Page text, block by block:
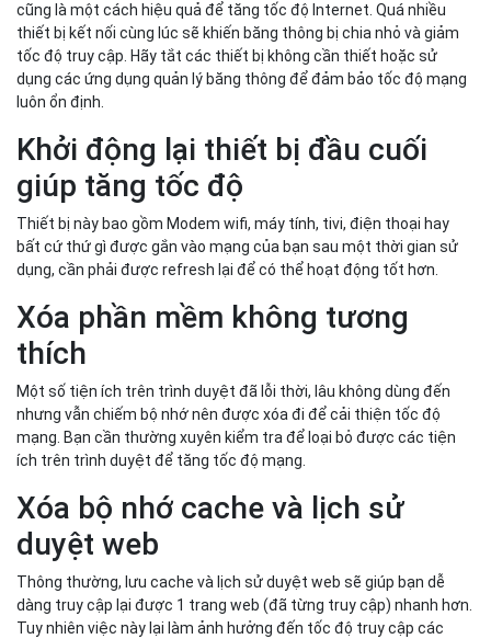
cũng là một cách hiệu quả để tăng tốc độ Internet. Quá nhiều
thiết bị kết nối cùng lúc sẽ khiến băng thông bị chia nhỏ và giảm
tốc độ truy cập. Hãy tắt các thiết bị không cần thiết hoặc sử
dụng các ứng dụng quản lý băng thông để đảm bảo tốc độ mạng
luôn ổn định.
Khởi động lại thiết bị đầu cuối
giúp tăng tốc độ
Thiết bị này bao gồm Modem wifi, máy tính, tivi, điện thoại hay
bất cứ thứ gì được gắn vào mạng của bạn sau một thời gian sử
dụng, cần phải được refresh lại để có thể hoạt động tốt hơn.
Xóa phần mềm không tương
thích
Một số tiện ích trên trình duyệt đã lỗi thời, lâu không dùng đến
nhưng vẫn chiếm bộ nhớ nên được xóa đi để cải thiện tốc độ
mạng. Bạn cần thường xuyên kiểm tra để loại bỏ được các tiện
ích trên trình duyệt để tăng tốc độ mạng.
Xóa bộ nhớ cache và lịch sử
duyệt web
Thông thường, lưu cache và lịch sử duyệt web sẽ giúp bạn dễ
dàng truy cập lại được 1 trang web (đã từng truy cập) nhanh hơn.
Tuy nhiên việc này lại làm ảnh hưởng đến tốc độ truy cập các